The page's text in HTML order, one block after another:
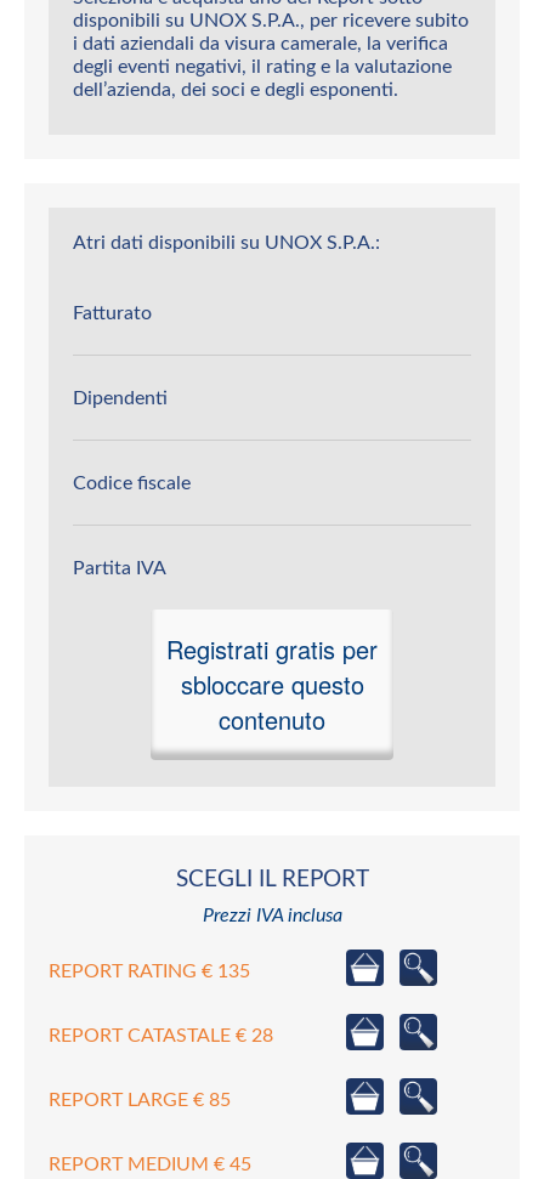
disponibili su UNOX S.P.A., per ricevere subito
i dati aziendali da visura camerale, la verifica
degli eventi negativi, il rating e la valutazione
dell’azienda, dei soci e degli esponenti.
Atri dati disponibili su UNOX S.P.A.:
Fatturato
Dipendenti
Codice fiscale
Partita IVA
Registrati gratis per
sbloccare questo
contenuto
SCEGLI IL REPORT
Prezzi IVA inclusa
REPORT RATING € 135
REPORT CATASTALE € 28
REPORT LARGE € 85
REPORT MEDIUM € 45